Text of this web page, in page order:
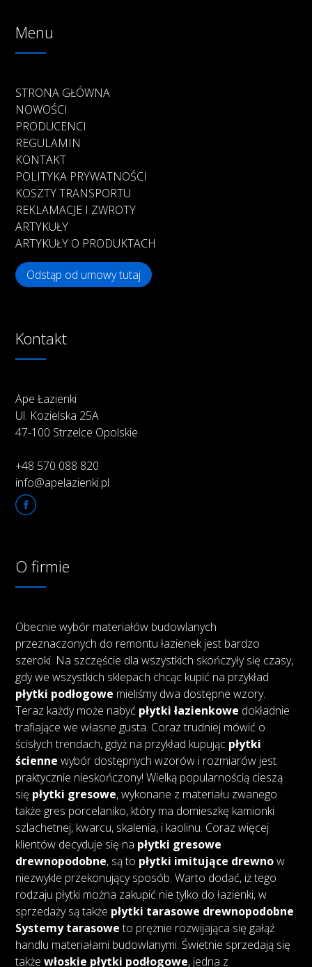
Menu
STRONA GŁÓWNA
NOWOŚCI
PRODUCENCI
REGULAMIN
KONTAKT
POLITYKA PRYWATNOŚCI
KOSZTY TRANSPORTU
REKLAMACJE I ZWROTY
ARTYKUŁY
ARTYKUŁY O PRODUKTACH
Odstąp od umowy tutaj
Kontakt
Ape Łazienki
Ul. Kozielska 25A
47-100 Strzelce Opolskie
+48 570 088 820
info@apelazienki.pl
O firmie
Obecnie wybór materiałów budowlanych
przeznaczonych do remontu łazienek jest bardzo
szeroki. Na szczęście dla wszystkich skończyły się czasy,
gdy we wszystkich sklepach chcąc kupić na przykład
płytki podłogowe mieliśmy dwa dostępne wzory.
Teraz każdy może nabyć płytki łazienkowe dokładnie
trafiające we własne gusta. Coraz trudniej mówić o
ścisłych trendach, gdyż na przykład kupując płytki
ścienne wybór dostępnych wzorów i rozmiarów jest
praktycznie nieskończony! Wielką popularnością cieszą
się płytki gresowe, wykonane z materiału zwanego
także gres porcelaniko, który ma domieszkę kamionki
szlachetnej, kwarcu, skalenia, i kaolinu. Coraz więcej
klientów decyduje się na płytki gresowe
drewnopodobne, są to płytki imitujące drewnow
niezwykle przekonujący sposób. Warto dodać, iż tego
rodzaju płytki można zakupić nie tylko do łazienki, w
sprzedaży są także płytki tarasowe drewnopodobne.
Systemy tarasoweto prężnie rozwijająca się gałąź
handlu materiałami budowlanymi. Świetnie sprzedają się
takżewłoskie płytki podłogowe, jedna z